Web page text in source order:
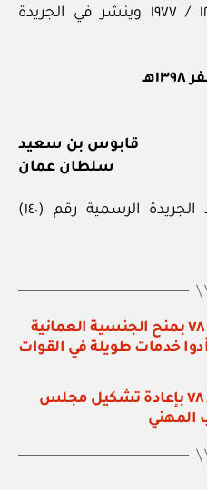
ويعمل به اعتبارا من ١ / ١٢ / ١٩٧٧ وينشر في الجريدة
قابوس بن سعيد
سلطان عمان
نشر هذا المرسوم في عدد الجريدة الرسمية رقم (١٤٠)
مرسوم سلطاني رقم ٢ / ٧٨ بمنح الجنسية العمانية
خدمات طويلة في القوات
مرسوم سلطاني رقم ٤ / ٧٨ بإعادة تشكيل مجلس
المهني